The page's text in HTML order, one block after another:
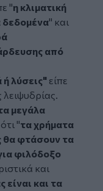
"η κλιματική
δεδομένα" και
από
λύσεις" είπε
μεγάλα
"τα χρήματα
θα φτάσουν τα
φιλόδοξο
και
και τα